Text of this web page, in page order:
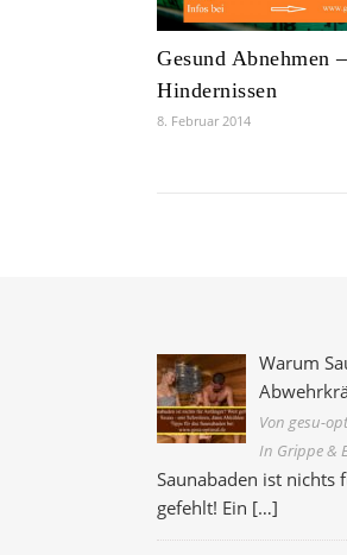
Gesund Abnehmen
Hindernissen
8. Februar 2014
Warum
Von gesu-
In Grippe &
Saunabaden ist nichts
gefehlt! Ein […]